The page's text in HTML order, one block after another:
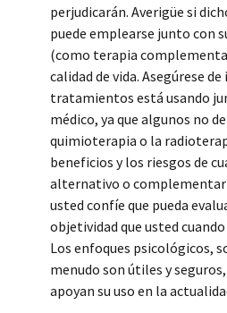
perjudicarán. Averigüe si
puede emplearse junto con
(como terapia
calidad de vida. Asegúrese
tratamientos está usando
médico, ya que algunos no
quimioterapia o la
beneficios y los riesgos de
alternativo o
usted confíe que pueda
objetividad que usted
Los enfoques psicológicos,
menudo son útiles y
apoyan su uso en la